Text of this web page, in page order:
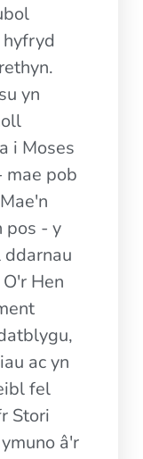
yn
i Moses
mae pob
pos - y
Hen
ac yn
fel
Stori
â'r